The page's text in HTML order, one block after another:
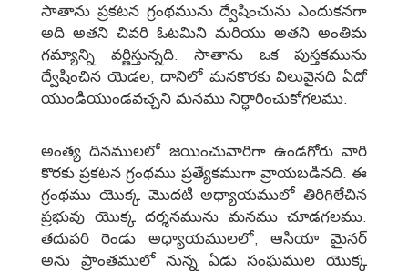
సాతాను ప్రకటన గ్రంథమును ద్వేషించును ఎందుకనగా
అది అతని చివరి ఓటమిని మరియు అతని అంతిమ
గమ్యాన్ని వర్ణిస్తున్నది. సాతాను ఒక పుస్తకమును
ద్వేషించిన యెడల, దానిలో మనకొరకు విలువైనది ఏదో
యుండియుండవచ్చని మనము నిర్ధారించుకోగలము.
అంత్య దినములలో జయించువారిగా ఉండగోరు వారి
కొరకు ప్రకటన గ్రంథము ప్రత్యేకముగా వ్రాయబడినది. ఈ
గ్రంథము యొక్క మొదటి అధ్యాయములో తిరిగిలేచిన
ప్రభువు యొక్క దర్శనమును మనము చూడగలము.
తదుపరి రెండు అధ్యాయములలో, ఆసియా మైనర్‌
అను ప్రాంతములో నున్న ఏడు సంఘముల యొక్క